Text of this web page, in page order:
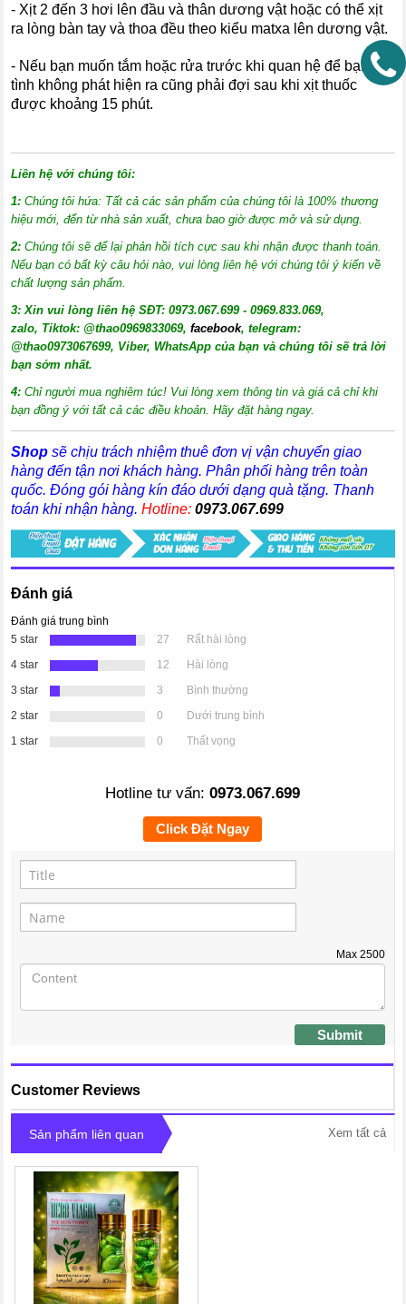
- Xịt 2 đến 3 hơi lên đầu và thân dương vật hoặc có thể xịt
ra lòng bàn tay và thoa đều theo kiểu matxa lên dương vật.
- Nếu bạn muốn tắm hoặc rửa trước khi quan hệ để bạn
tình không phát hiện ra cũng phải đợi sau khi xịt thuốc
được khoảng 15 phút.
Liên hệ với chúng tôi:
1: Chúng tôi hứa: Tất cả các sản phẩm của chúng tôi là 100% thương
hiệu mới, đến từ nhà sản xuất, chưa bao giờ được mở và sử dụng.
2: Chúng tôi sẽ để lại phản hồi tích cực sau khi nhận được thanh toán.
Nếu bạn có bất kỳ câu hỏi nào, vui lòng liên hệ với chúng tôi ý kiến về
chất lượng sản phẩm.
3:Xin vui lòng liên hệ SĐT: 0973.067.699 - 0969.833.069,
zalo, Tiktok: @thao0969833069,facebook, telegram:
@thao0973067699, Viber, WhatsApp của bạn và chúng tôi sẽ trả lời
bạn sớm nhất.
4: Chỉ người mua nghiêm túc! Vui lòng xem thông tin và giá cả chỉ khi
bạn đồng ý với tất cả các điều khoản. Hãy đặt hàng ngay.
Shop sẽ chịu trách nhiệm thuê đơn vị vận chuyển giao
hàng đến tận nơi khách hàng. Phân phối hàng trên toàn
quốc. Đóng gói hàng kín đáo dưới dạng quà tặng. Thanh
toán khi nhận hàng.Hotline: 0973.067.699
Đánh giá
Đánh giá trung bình
5 star
27
Rất hài lòng
4 star
12
Hài lòng
3 star
3
Bình thường
2 star
0
Dưới trung bình
1 star
0 Thất vọng
Hotline tư vấn: 0973.067.699
Click Đặt Ngay
Max 2500
Submit
Customer Reviews
Sản phẩm liên quan Xem tất cả